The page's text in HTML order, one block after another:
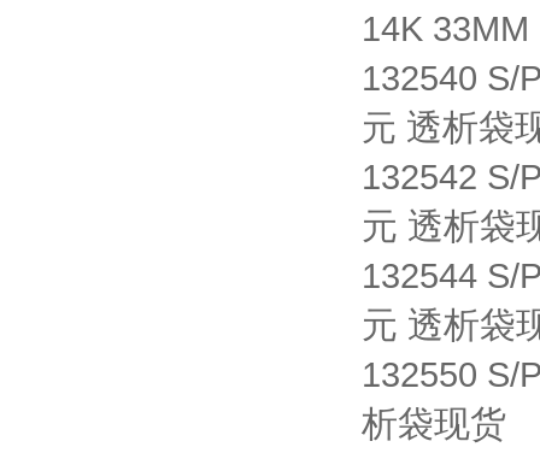
14K
132540 S/
元 透析袋
132542 S/
元 透析袋
132544 S/
元 透析袋
132550 S/
析袋现货